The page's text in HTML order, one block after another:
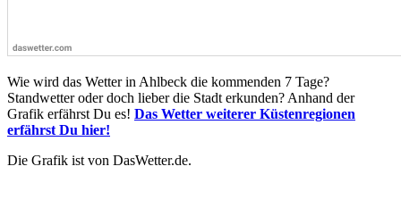
Wie wird das Wetter in Ahlbeck die kommenden 7 Tage?
Standwetter oder doch lieber die Stadt erkunden? Anhand der
Grafik erfährst Du es! Das Wetter weiterer Küstenregionen
erfährst Du hier!
Die Grafik ist von DasWetter.de.